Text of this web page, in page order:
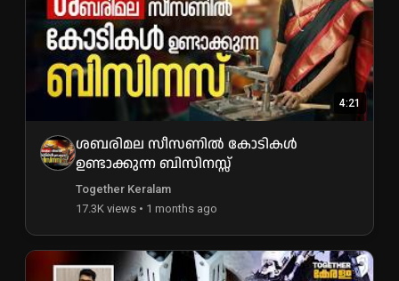
4:21
ശബരിമല സീസണിൽ കോടികൾ
ഉണ്ടാക്കുന്ന ബിസിനസ്സ്
Together Keralam
17.3K views • 1 months ago